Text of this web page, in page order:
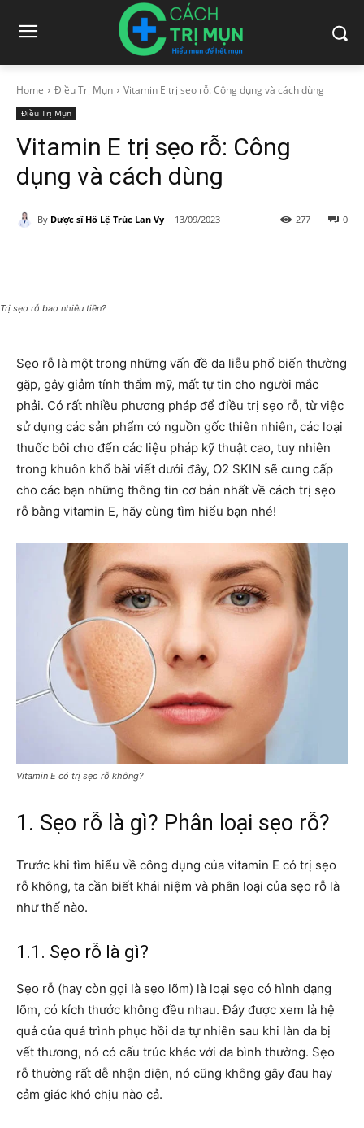
Home Điều Trị Mụn Vitamin E trị sẹo rỗ: Công dụng và cách dùng
Điều Trị Mụn
Vitamin E trị sẹo rỗ: Công
dụng và cách dùng
By Dược sĩ Hồ Lệ Trúc Lan Vy 13/09/2023 0
277
Trị sẹo rỗ bao nhiêu tiền?
Sẹo rỗ là một trong những vấn đề da liễu phổ biến thường
gặp, gây giảm tính thẩm mỹ, mất tự tin cho người mắc
phải. Có rất nhiều phương pháp để điều trị sẹo rỗ, từ việc
sử dụng các sản phẩm có nguồn gốc thiên nhiên, các loại
thuốc bôi cho đến các liệu pháp kỹ thuật cao, tuy nhiên
trong khuôn khổ bài viết dưới đây, O2 SKIN sẽ cung cấp
cho các bạn những thông tin cơ bản nhất về cách trị sẹo
rỗ bằng vitamin E, hãy cùng tìm hiểu bạn nhé!
Vitamin E có trị sẹo rỗ không?
1. Sẹo rỗ là gì? Phân loại sẹo rỗ?
Trước khi tìm hiểu về công dụng của vitamin E có trị sẹo
rỗ không, ta cần biết khái niệm và phân loại của sẹo rỗ là
như thế nào.
1.1. Sẹo rỗ là gì?
Sẹo rỗ (hay còn gọi là sẹo lõm) là loại sẹo có hình dạng
lõm, có kích thước không đều nhau. Đây được xem là hệ
quả của quá trình phục hồi da tự nhiên sau khi làn da bị
vết thương, nó có cấu trúc khác với da bình thường. Sẹo
rỗ thường rất dễ nhận diện, nó cũng không gây đau hay
cảm giác khó chịu nào cả.